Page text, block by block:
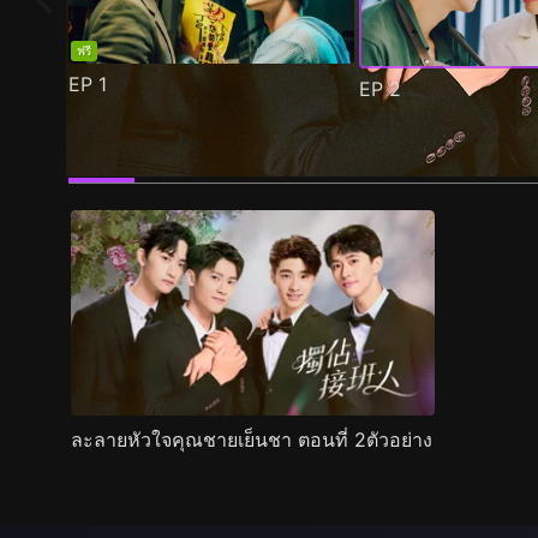
ฟรี
EP 1 EP2
เนื้อหาที่แนะนำ รายละเอียด
ละลายหัวใจคุณชายเย็นชา ตอนที่ 2ตัวอย่าง